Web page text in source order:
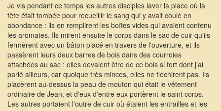
Je vis pendant ce temps les autres disciples laver la place où la
tête était tombée pour recueillir le sang qui y avait coulé en
abondance : ils en remplirent les boîtes vides qui avaient contenu
les aromates. Ils mirent ensuite le corps dans le sac de cuir qu'ils
fermèrent avec un bâton placé en travers de l'ouverture, et ils
passèrent leurs deux barres de bois dans des courroies
attachées au sac : elles devaient être de ce bois si fort dont j'ai
parlé ailleurs, car quoique très minces, elles ne fléchirent pas. Ils
placèrent au-dessus la peau de mouton qui était le vêtement
ordinaire de Jean, et d'eux d'entre eux portèrent le saint corps.
Les autres portaient l'outre de cuir où étaient les entrailles et les